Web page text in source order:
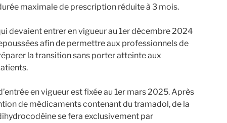
maximale de prescription réduite à 3 mois.
devaient entrer en vigueur au 1er décembre 2024
afin de permettre aux professionnels de
la transition sans porter atteinte aux
en vigueur est fixée au 1er mars 2025. Après
de médicaments contenant du tramadol, de la
se fera exclusivement par